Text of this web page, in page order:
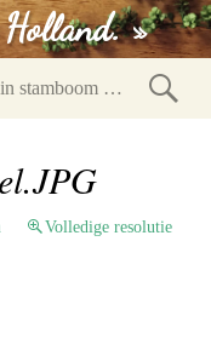
»
Volledige resolutie